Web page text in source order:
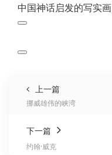
中国神话启发的写实画
上一篇
挪威雄伟的峡湾
下一篇
约翰·威克